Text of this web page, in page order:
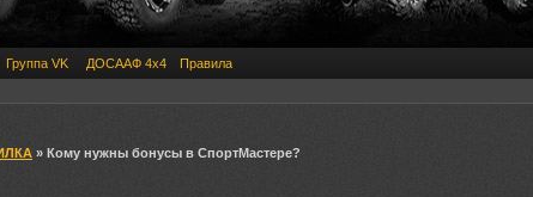
Группа VK ДОСААФ 4х4 Правила
» Кому нужны бонусы в СпортМастере?